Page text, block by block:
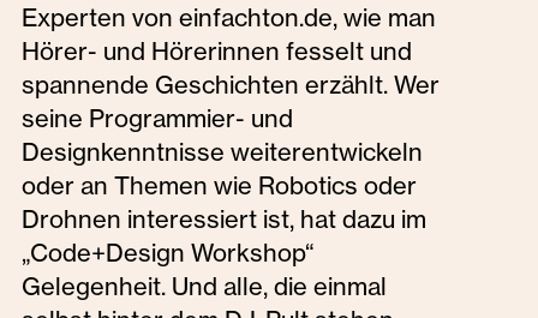
Experten von einfachton.de, wie man
Hörer- und Hörerinnen fesselt und
spannende Geschichten erzählt. Wer
seine Programmier- und
Designkenntnisse weiterentwickeln
oder an Themen wie Robotics oder
Drohnen interessiert ist, hat dazu im
„Code+Design Workshop“
Gelegenheit. Und alle, die einmal